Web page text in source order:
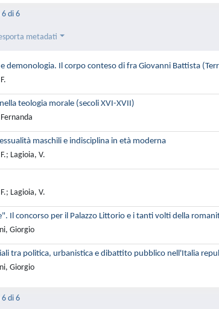
di 6
metadati
demonologia. Il corpo conteso di fra Giovanni Battista
teologia morale (secoli XVI-XVII)
maschili e indisciplina in età moderna
Lagioia, V.
Lagioia, V.
Il concorso per il Palazzo Littorio e i tanti volti della
Giorgio
tra politica, urbanistica e dibattito pubblico nell'Italia
Giorgio
di 6